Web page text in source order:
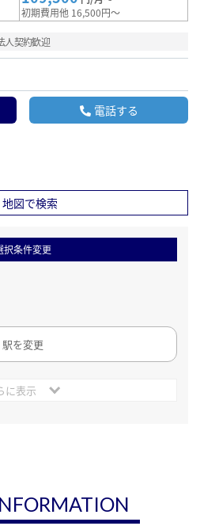
初期費用他 16,500円～
人契約歓迎
電話する
地図で検索
択条件変更
駅を変更
に表示